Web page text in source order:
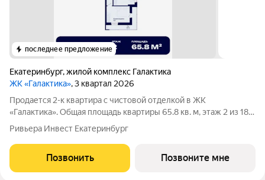
последнее предложение
Екатеринбург,жилой комплекс Галактика
ЖК «Галактика», 3 квартал 2026
Продается 2-к квартира с чистовой отделкой в ЖК
«Галактика». Общая площадь квартиры 65.8 кв. м, этаж 2 из 18.
ЖК «Галактика» дом повышенного комфорта в составе
квартала «Космос» на проспекте Космонавтов. Это формат для
тех, кто любит городскую
Ривьера Инвест Екатеринбург
Позвонить Позвоните мне